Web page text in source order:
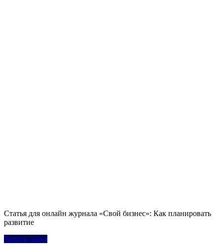
Статья для онлайн журнала «Свой бизнес»: Как планировать
развитие
Читать далее